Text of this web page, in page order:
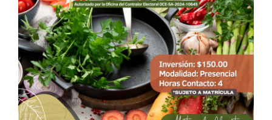
$300.00.$250.00.